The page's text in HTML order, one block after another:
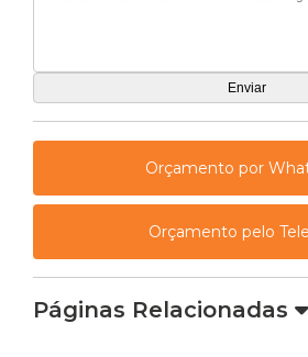
Orçamento por
Orçamento pelo
Páginas Relacionadas